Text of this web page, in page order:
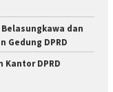
dan
Gedung DPRD
DPRD